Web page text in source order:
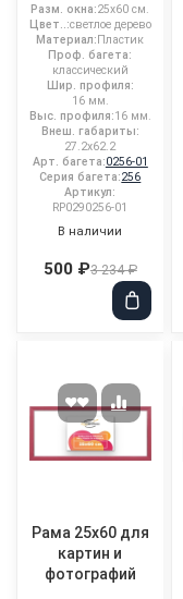
Разм. окна:25x60 см.
Цвет..:светлое дерево
Материал:Пластик
Проф. багета:
классический
Шир. профиля:
16 мм.
Выс. профиля:16 мм.
Внеш. габариты:
27.2x62.2
Арт. багета:0256-01
Серия багета:256
Артикул:
RP0290256-01
В наличии
500 ₽3 234 ₽
Рама 25x60 для
картин и
фотографий